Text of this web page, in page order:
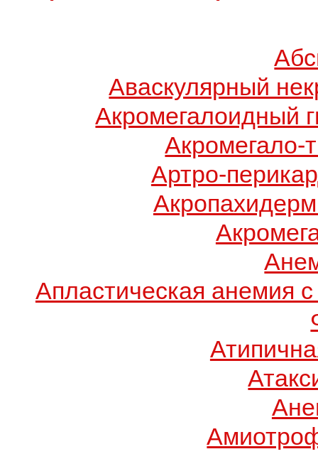
Аваскулярный
Акромегалоидный
Акромегало-
Артро-
Апластическая анемия